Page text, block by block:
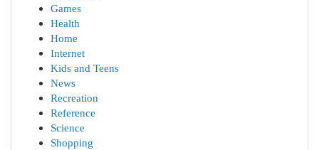
Games
Health
Home
Internet
Kids and Teens
News
Recreation
Reference
Science
Shopping